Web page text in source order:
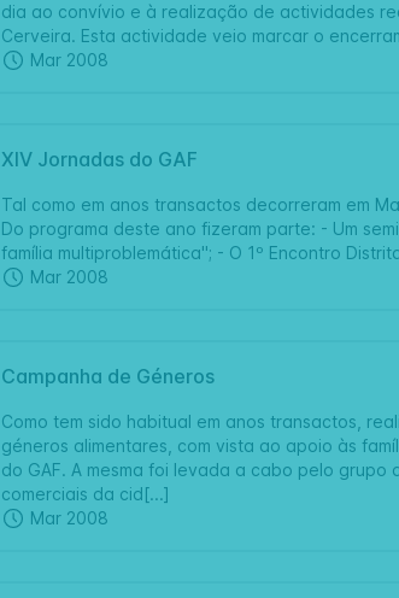
dia ao convívio e à realização de actividades
Cerveira. Esta actividade veio marcar o
Mar 2008
XIV Jornadas do GAF
Tal como em anos transactos decorreram em
Do programa deste ano fizeram parte: - Um
família multiproblemática"; - O 1º Encontro
Mar 2008
Campanha de Géneros
Como tem sido habitual em anos transactos,
géneros alimentares, com vista ao apoio às
do GAF. A mesma foi levada a cabo pelo
comerciais da cid[...]
Mar 2008